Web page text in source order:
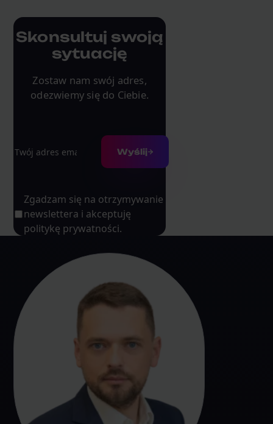
Skonsultuj swoją
sytuację
Zostaw nam swój adres,
odezwiemy się do Ciebie.
Wyślij
Zgadzam się na otrzymywanie
newslettera i akceptuję
politykę prywatności.